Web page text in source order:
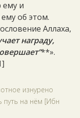
ему и
об этом.
Аллаха,
награду,
**».
изнурено
путь на нём [Ибн